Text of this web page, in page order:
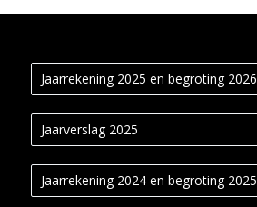
Jaarrekening 2025 en begroting 2026
Jaarverslag 2025
Jaarrekening 2024 en begroting 2025